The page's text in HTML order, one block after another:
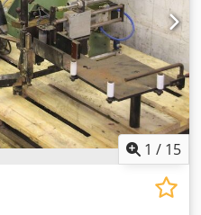
1 / 15